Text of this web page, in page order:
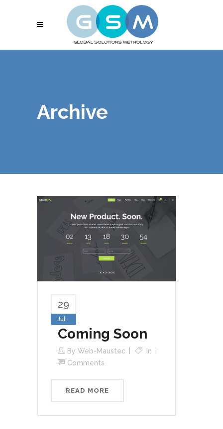
Archive
29
Jul
Coming Soon
By Web-Maustec
In
Comments
READ MORE